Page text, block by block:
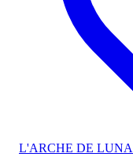
L'ARCHE DE LUNA